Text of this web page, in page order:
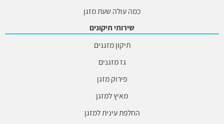
כמה עולה שעת מזגן
שירותי תיקונים
תיקון מזגנים
גז מזגנים
פירוק מזגן
מאיץ למזגן
החלפת עינית למזגן